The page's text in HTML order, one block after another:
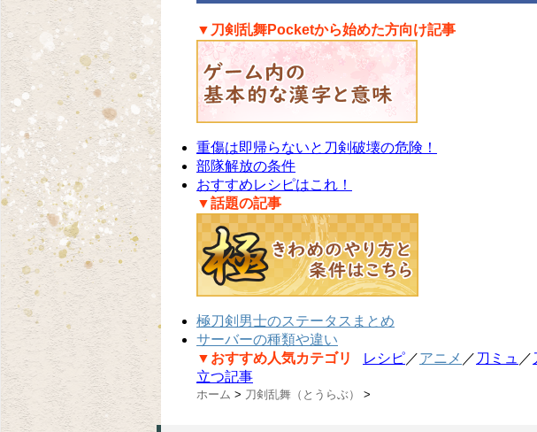
▼刀剣乱舞Pocketから始めた方向け記事
重傷は即帰らないと刀剣破壊の危険！
部隊解放の条件
おすすめレシピはこれ！
▼話題の記事
極刀剣男士のステータスまとめ
サーバーの種類や違い
▼おすすめ人気カテゴリ
レシピ／アニメ ／ 刀ミュ ／
立つ記事
ホーム > 刀剣乱舞（とうらぶ） >